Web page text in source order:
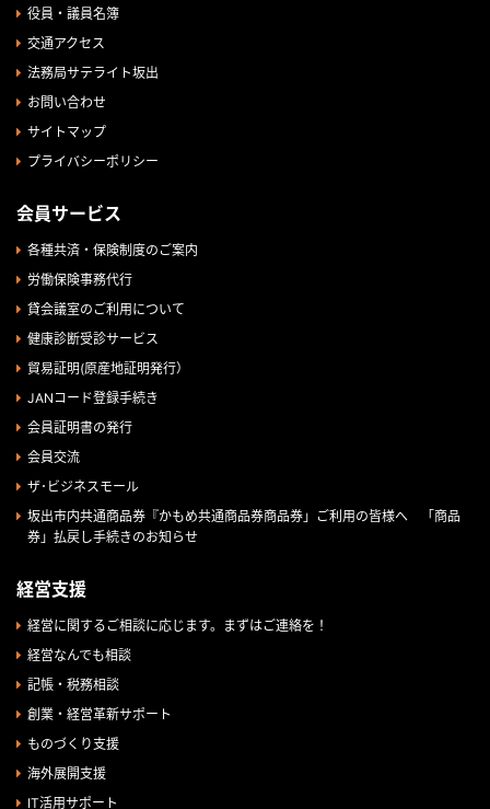
役員・議員名簿
交通アクセス
法務局サテライト坂出
お問い合わせ
サイトマップ
プライバシーポリシー
会員サービス
各種共済・保険制度のご案内
労働保険事務代行
貸会議室のご利用について
健康診断受診サービス
貿易証明(原産地証明発行）
JANコード登録手続き
会員証明書の発行
会員交流
ザ･ビジネスモール
坂出市内共通商品券『かもめ共通商品券商品券」ご利用の皆様へ 「商品
券」払戻し手続きのお知らせ
経営支援
経営に関するご相談に応じます。まずはご連絡を！
経営なんでも相談
記帳・税務相談
創業・経営革新サポート
ものづくり支援
海外展開支援
IT活用サポート